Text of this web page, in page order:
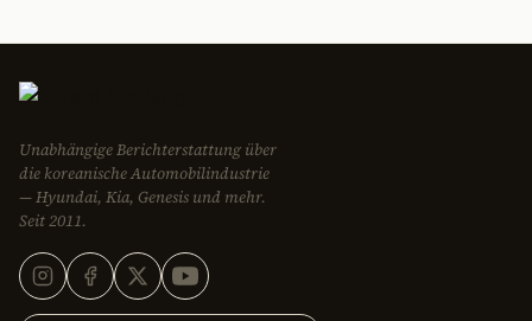
Unabhängige Berichterstattung über
die koreanische Automobilindustrie
— Hyundai, Kia, Genesis und mehr.
Seit 2011.